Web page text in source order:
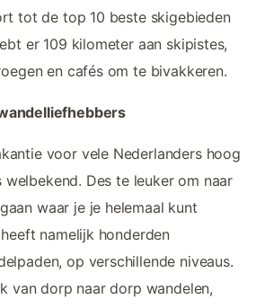
tot de top 10 beste skigebieden
er 109 kilometer aan skipistes,
en cafés om te bivakkeren.
voor vele Nederlanders hoog
Des te leuker om naar
waar je je helemaal kunt
namelijk honderden
op verschillende niveaus.
van dorp naar dorp wandelen,